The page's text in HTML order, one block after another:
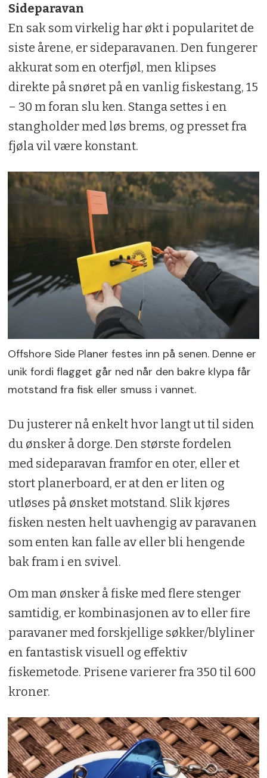
Sideparavan
En sak som virkelig har økt i populari­tet de
siste årene, er sideparavanen. Den fungerer
akkurat som en oterfjøl, men klipses
direkte på snøret på en vanlig fiskestang, 15
– 30 m foran slu­ ken. Stanga settes i en
stangholder med løs brems, og presset fra
fjøla vil være konstant.
Offshore Side Planer festes inn på senen. Denne er
unik fordi flagget går ned når den bakre klypa får
motstand fra fisk eller smuss i vannet.
Du justerer nå enkelt hvor langt ut til siden
du ønsker å dorge. Den største fordelen
med sidepara­van framfor en oter, eller et
stort planer­board, er at den er liten og
utløses på ønsket motstand. Slik kjøres
fisken nes­ten helt uavhengig av paravanen
som enten kan falle av eller bli hengende
bak fram i en svivel.
Om man ønsker å fiske med flere stenger
samtidig, er kombinasjonen av to eller fire
paravaner med forskjellige søkker/blyliner
en fantastisk visuell og effektiv
fiskemetode. Prisene varierer fra 350 til 600
kroner.